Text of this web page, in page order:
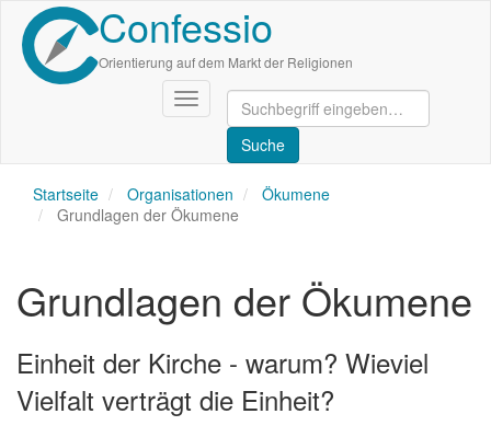
Direkt
zum
Inhalt
Confessio
Orientierung auf dem Markt der Religionen
Navigation
aktivieren/deaktivieren
Startseite Organisationen
Ökumene
Grundlagen der Ökumene
Grundlagen der Ökumene
Einheit der Kirche - warum? Wieviel
Vielfalt verträgt die Einheit?